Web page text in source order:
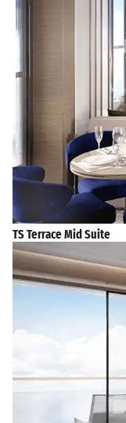
TS Terrace Mid Suite